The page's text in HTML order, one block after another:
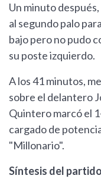
Un minuto
al segundo palo
bajo pero no pudo
su poste izquierdo.
A los 41 minutos,
sobre el delantero
Quintero marcó el
cargado de
"Millonario".
Síntesis del